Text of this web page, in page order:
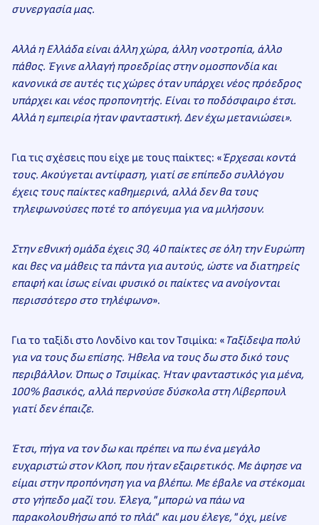
συνεργασία μας.
Αλλά η Ελλάδα είναι άλλη χώρα, άλλη νοοτροπία, άλλο
πάθος. Έγινε αλλαγή προεδρίας στην ομοσπονδία και
κανονικά σε αυτές τις χώρες όταν υπάρχει νέος πρόεδρος
υπάρχει και νέος προπονητής. Είναι το ποδόσφαιρο έτσι.
Αλλά η εμπειρία ήταν φανταστική. Δεν έχω μετανιώσει».
Για τις σχέσεις που είχε με τους παίκτες: «Έρχεσαι κοντά
τους. Ακούγεται αντίφαση, γιατί σε επίπεδο συλλόγου
έχεις τους παίκτες καθημερινά, αλλά δεν θα τους
τηλεφωνούσες ποτέ το απόγευμα για να μιλήσουν.
Στην εθνική ομάδα έχεις 30, 40 παίκτες σε όλη την Ευρώπη
και θες να μάθεις τα πάντα για αυτούς, ώστε να διατηρείς
επαφή και ίσως είναι φυσικό οι παίκτες να ανοίγονται
περισσότερο στο τηλέφωνο».
Για το ταξίδι στο Λονδίνο και τον Τσιμίκα: « Ταξίδεψα πολύ
για να τους δω επίσης. Ήθελα να τους δω στο δικό τους
περιβάλλον. Όπως ο Τσιμίκας. Ήταν φανταστικός για μένα,
100% βασικός, αλλά περνούσε δύσκολα στη Λίβερπουλ
γιατί δεν έπαιζε.
Έτσι, πήγα να τον δω και πρέπει να πω ένα μεγάλο
ευχαριστώ στον Κλοπ, που ήταν εξαιρετικός. Με άφησε να
είμαι στην προπόνηση για να βλέπω. Με έβαλε να στέκομαι
στο γήπεδο μαζί του. Έλεγα, ”μπορώ να πάω να
παρακολουθήσω από το πλάι” και μου έλεγε, ”όχι, μείνε